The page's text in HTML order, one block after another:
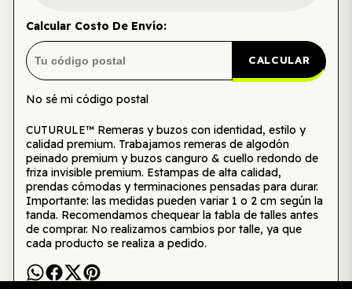
Calcular Costo De Envío:
CALCULAR
No sé mi código postal
CUTURULE™ Remeras y buzos con identidad, estilo y
calidad premium. Trabajamos remeras de algodón
peinado premium y buzos canguro & cuello redondo de
friza invisible premium. Estampas de alta calidad,
prendas cómodas y terminaciones pensadas para durar.
Importante: las medidas pueden variar 1 o 2 cm según la
tanda. Recomendamos chequear la tabla de talles antes
de comprar. No realizamos cambios por talle, ya que
cada producto se realiza a pedido.